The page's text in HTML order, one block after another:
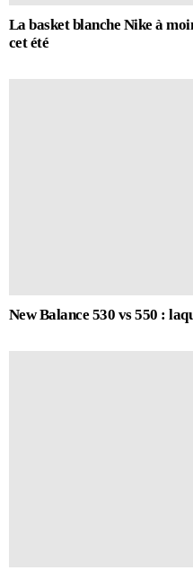
La basket blanche Nike à
cet été
New Balance 530 vs 550 :